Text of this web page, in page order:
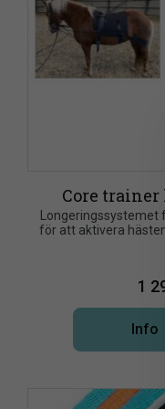
Core trainer
Longeringssystemet
för att aktivera
korrekt
1
Info